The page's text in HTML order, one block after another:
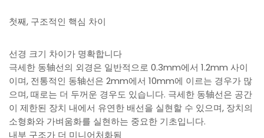
첫째, 구조적인 핵심 차이
선경 크기 차이가 명확합니다
극세한 동轴선의 외경은 일반적으로 0.3mm에서 1.2mm 사이
이며, 전통적인 동轴선은 2mm에서 10mm에 이르는 경우가 많
으며, 때로는 더 두꺼운 경우도 있습니다. 극세한 동轴선은 공간
이 제한된 장치 내에서 유연한 배선을 실현할 수 있으며, 장치의
소형화와 가벼움화를 실현하는 중요한 기초입니다.
내부 구조가 더 미니어처화됨